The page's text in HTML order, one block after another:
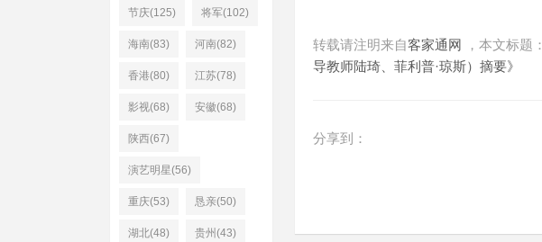
节庆(125) 将军(102)
海南(83) 河南(82)
香港(80) 江苏(78)
影视(68) 安徽(68)
陕西(67)
演艺明星(56)
重庆(53) 恳亲(50)
湖北(48) 贵州(43)
转载请注明来自客家通网 ，本文标题：
导教师陆琦、菲利普·琼斯）摘要》
分享到：